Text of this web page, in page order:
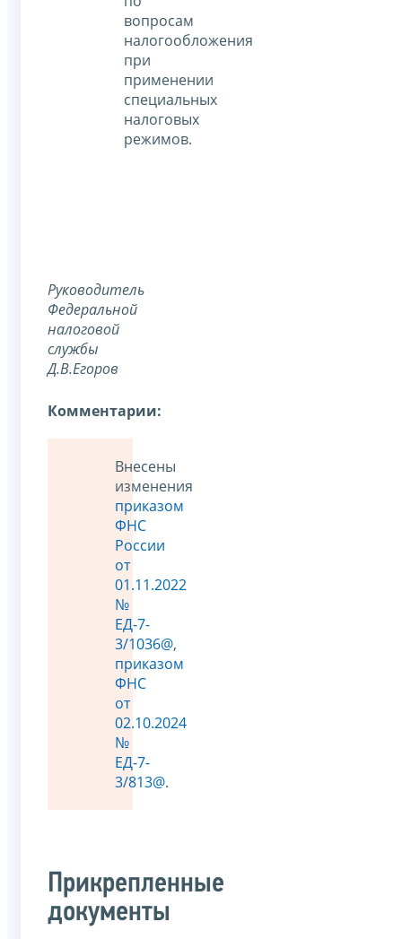
вопросам
налогообложения
при
применении
специальных
налоговых
режимов.
Руководитель
Федеральной
налоговой
службы
Д.В.Егоров
Комментарии:
Внесены
изменения
приказом
ФНС
России
от
01.11.2022
№
ЕД-7-
3/1036@,
приказом
ФНС
от
02.10.2024
№
ЕД-7-
3/813@.
Прикрепленные
документы